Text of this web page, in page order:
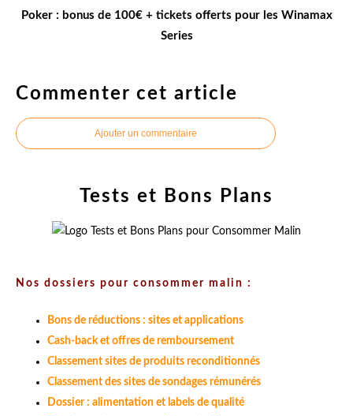
Poker : bonus de 100€ + tickets offerts pour les Winamax
Series
Commenter cet article
Ajouter un commentaire
Tests et Bons Plans
Nos dossiers pour consommer malin :
Bons de réductions : sites et applications
Cash-back et offres de remboursement
Classement sites de produits reconditionnés
Classement des sites de sondages rémunérés
Dossier : alimentation et labels de qualité